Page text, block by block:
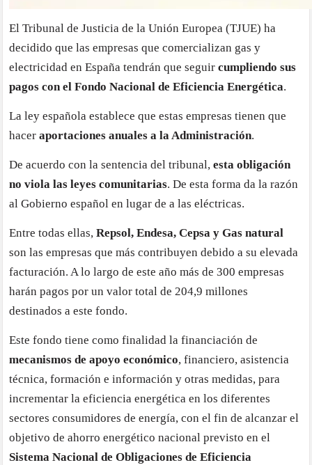
El Tribunal de Justicia de la Unión Europea (TJUE) ha
decidido que las empresas que comercializan gas y
electricidad en España tendrán que seguircumpliendo sus
pagos con el Fondo Nacional de Eficiencia Energética.
La ley española establece que estas empresas tienen que
haceraportaciones anuales a la Administración.
De acuerdo con la sentencia del tribunal,esta obligación
no viola las leyes comunitarias. De esta forma da la razón
al Gobierno español en lugar de a las eléctricas.
Entre todas ellas,Repsol, Endesa, Cepsa y Gas natural
son las empresas que más contribuyen debido a su elevada
facturación. A lo largo de este año más de 300 empresas
harán pagos por un valor total de 204,9 millones
destinados a este fondo.
Este fondo tiene como finalidad la financiación de
mecanismos de apoyo económico, financiero, asistencia
técnica, formación e información y otras medidas, para
incrementar la eficiencia energética en los diferentes
sectores consumidores de energía, con el fin de alcanzar el
objetivo de ahorro energético nacional previsto en el
Sistema Nacional de Obligaciones de Eficiencia